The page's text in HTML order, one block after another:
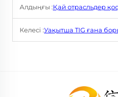
Алдыңғы :Қай отрасльдер қосу қабаты
Келесі :Уақытша TIG ғана